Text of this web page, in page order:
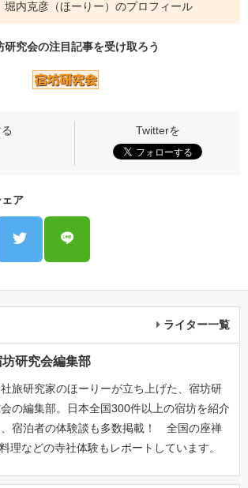
内克彦（ほーりー）のプロフィール
研究会の注目記事を受け取ろう
ア
ライター一覧
坊研究会編集部
旅研究家のほーりーが立ち上げた、宿坊研
の編集部。日本全国300件以上の宿坊を紹介
、宿泊者の体験談も多数掲載！ 全国の座禅
理などの寺社体験もレポートしています。